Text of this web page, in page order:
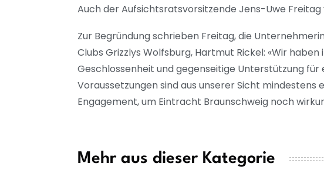
Auch der Aufsichtsratsvorsitzende Jens-Uwe
Zur Begründung schrieben Freitag, die
Clubs Grizzlys Wolfsburg, Hartmut Rickel: «Wir
Geschlossenheit und gegenseitige Unterstützung
Voraussetzungen sind aus unserer Sicht
Engagement, um Eintracht Braunschweig noch
Mehr aus dieser Kategorie